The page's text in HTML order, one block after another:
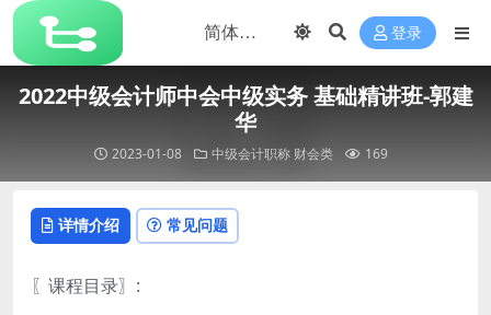
登录
2022中级会计师中会中级实务 基础精讲班-郭建
华
2023-01-08 中级会计职称 财会类 169
详情介绍 常见问题
〖课程目录〗: